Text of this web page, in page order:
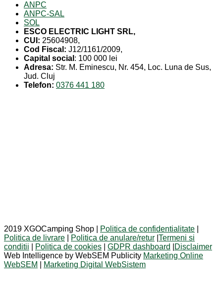
ANPC
ANPC-SAL
SOL
ESCO ELECTRIC LIGHT SRL,
CUI: 25604908,
Cod Fiscal: J12/1161/2009,
Capital social : 100 000 lei
Adresa: Str. M. Eminescu, Nr. 454, Loc. Luna de Sus,
Jud. Cluj
Telefon: 0376 441 180
2019 XGOCamping Shop | Politica de confidentialitate
Politica de livrare
Politica de anulare/retur Termeni si
conditii
Politica de cookies GDPR dashboard
Disclaimer
Web Intelligence by WebSEM Publicity Marketing Online
WebSEM
Marketing Digital WebSistem